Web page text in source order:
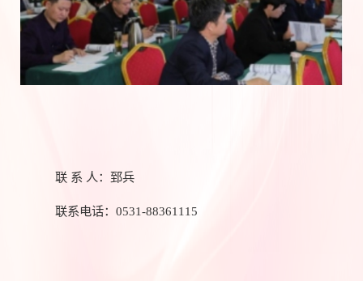
联 系 人：郅兵
联系电话：0531-88361115